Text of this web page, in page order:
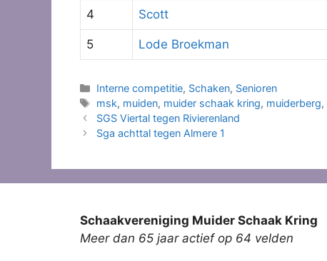
4 Scott
5 Lode Broekman
Categorieën
Interne competitie, Schaken, Senioren
Tags
msk, muiden, muider schaak kring, muiderberg,
SGS Viertal tegen Rivierenland
Sga achttal tegen Almere 1
Schaakvereniging Muider Schaak Kring
Meer dan 65 jaar actief op 64 velden